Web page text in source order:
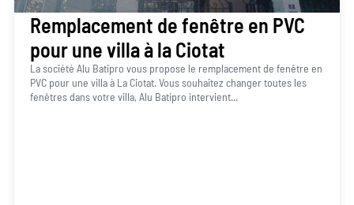
Remplacement de fenêtre en PVC
pour une villa à la Ciotat
La société Alu Batipro vous propose le remplacement de fenêtre en
PVC pour une villa à La Ciotat. Vous souhaitez changer toutes les
fenêtres dans votre villa, Alu Batipro intervient...